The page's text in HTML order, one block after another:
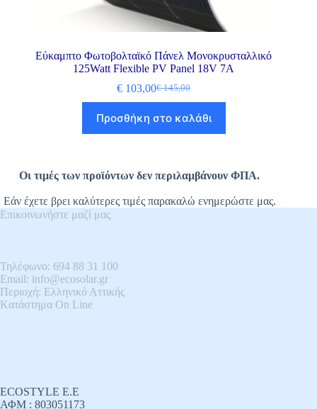
Εύκαμπτο Φωτοβολταϊκό Πάνελ Μονοκρυσταλλικό
125Watt Flexible PV Panel 18V 7A
€145,00
€ 103,00
Προσθήκη στο καλάθι
Οι τιμές των προϊόντων δεν περιλαμβάνουν ΦΠΑ.
Εάν έχετε βρει καλύτερες τιμές παρακαλώ ενημερώστε μας.
Επικοινωνήστε μαζί μας
Τηλέφωνο: 694 88 31 100
Email: info@ecosolar.gr
Περιοχή: Ελληνικό Αττικής
Kατάστημα On Line
ECOSTYLE E.E
ΑΦΜ : 803051173